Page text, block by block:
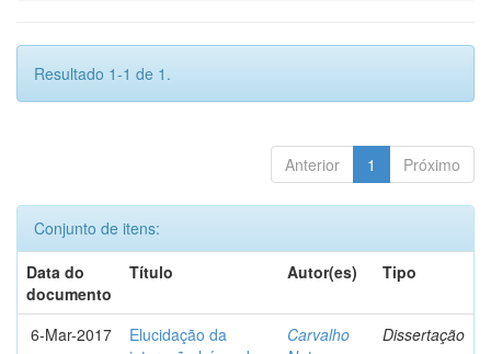
Resultado 1-1 de 1.
Anterior 1 Próximo
Conjunto de itens:
Data do
documento
Título Autor(es) Tipo
6-Mar-2017
Elucidação da
Carvalho
Dissertação